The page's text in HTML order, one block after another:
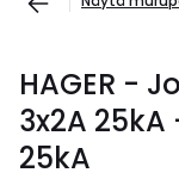
HAGER -
3x2A
25kA